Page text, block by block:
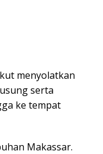
menyolatkan
serta
ke tempat
Makassar.